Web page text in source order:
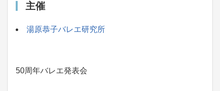
主催
湯原恭子バレエ研究所
50周年バレエ発表会